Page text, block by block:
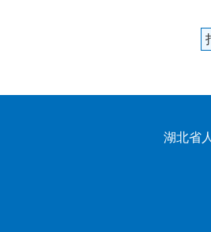
湖北省